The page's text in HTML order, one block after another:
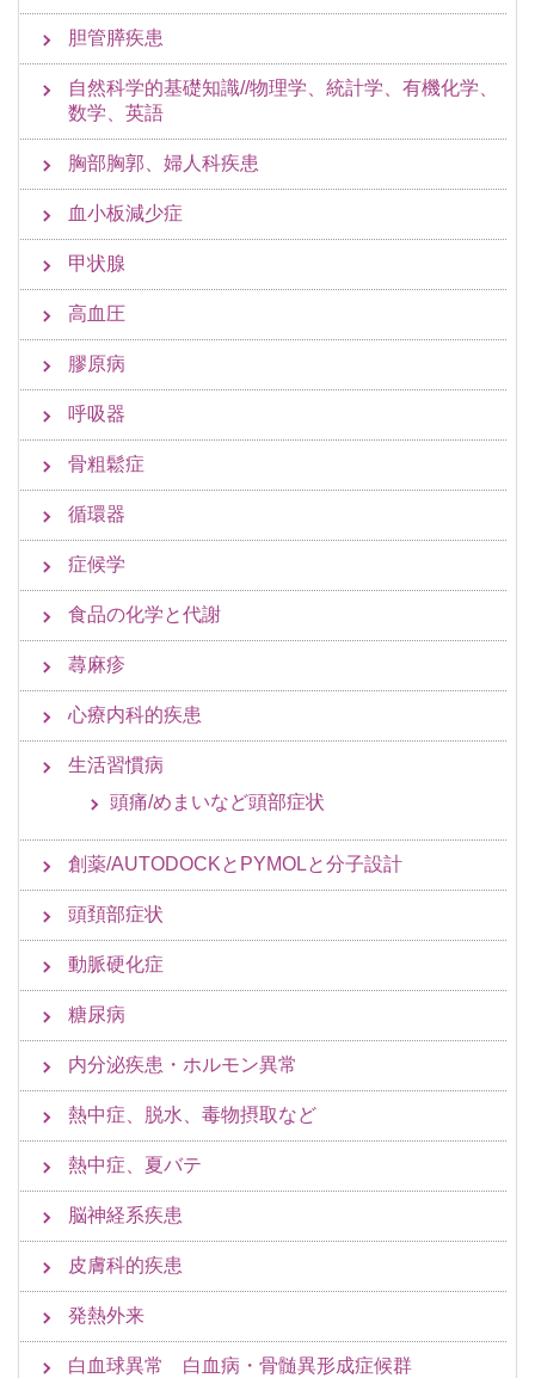
胆管膵疾患
自然科学的基礎知識//物理学、統計学、有機化学、
数学、英語
胸部胸郭、婦人科疾患
血小板減少症
甲状腺
高血圧
膠原病
呼吸器
骨粗鬆症
循環器
症候学
食品の化学と代謝
蕁麻疹
心療内科的疾患
生活習慣病
頭痛/めまいなど頭部症状
創薬/AUTODOCKとPYMOLと分子設計
頭頚部症状
動脈硬化症
糖尿病
内分泌疾患・ホルモン異常
熱中症、脱水、毒物摂取など
熱中症、夏バテ
脳神経系疾患
皮膚科的疾患
発熱外来
白血球異常 白血病・骨髄異形成症候群